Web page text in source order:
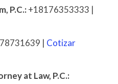
P.C.:+18176353333 |
| Cotizar
at Law, P.C.: